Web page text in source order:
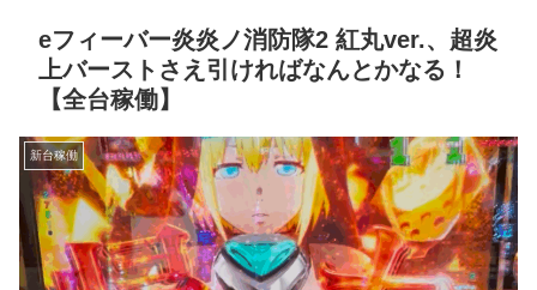
eフィーバー炎炎ノ消防隊2 紅丸ver.、超炎
上バーストさえ引ければなんとかなる！
【全台稼働】
新台稼働